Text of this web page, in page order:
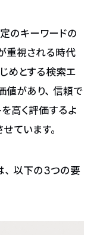
のキーワードの
重視される時代
めとする検索エ
値があり、信頼で
高く評価するよ
ています。
、以下の3つの要